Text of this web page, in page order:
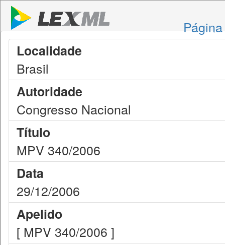
Localidade
Brasil
Autoridade
Congresso Nacional
Título
MPV 340/2006
Data
29/12/2006
Apelido
[ MPV 340/2006 ]